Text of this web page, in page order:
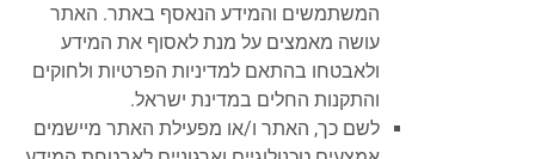
המשתמשים והמידע הנאסף באתר. האתר
עושה מאמצים על מנת לאסוף את המידע
ולאבטחו בהתאם למדיניות הפרטיות ולחוקים
והתקנות החלים במדינת ישראל.
לשם כך, האתר ו/או מפעילת האתר מיישמים